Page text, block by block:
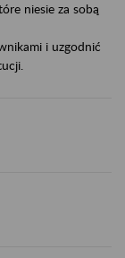
niesie za sobą
i uzgodnić